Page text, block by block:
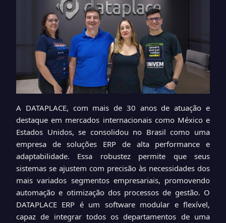
A DATAPLACE, com mais de 30 anos de atuação e
destaque em mercados internacionais como México e
Estados Unidos, se consolidou no Brasil como uma
empresa de soluções ERP de alta performance e
adaptabilidade. Essa robustez permite que seus
sistemas se ajustem com precisão às necessidades dos
mais variados segmentos empresariais, promovendo
automação e otimização dos processos de gestão. O
DATAPLACE ERP é um software modular e flexível,
capaz de integrar todos os departamentos de uma